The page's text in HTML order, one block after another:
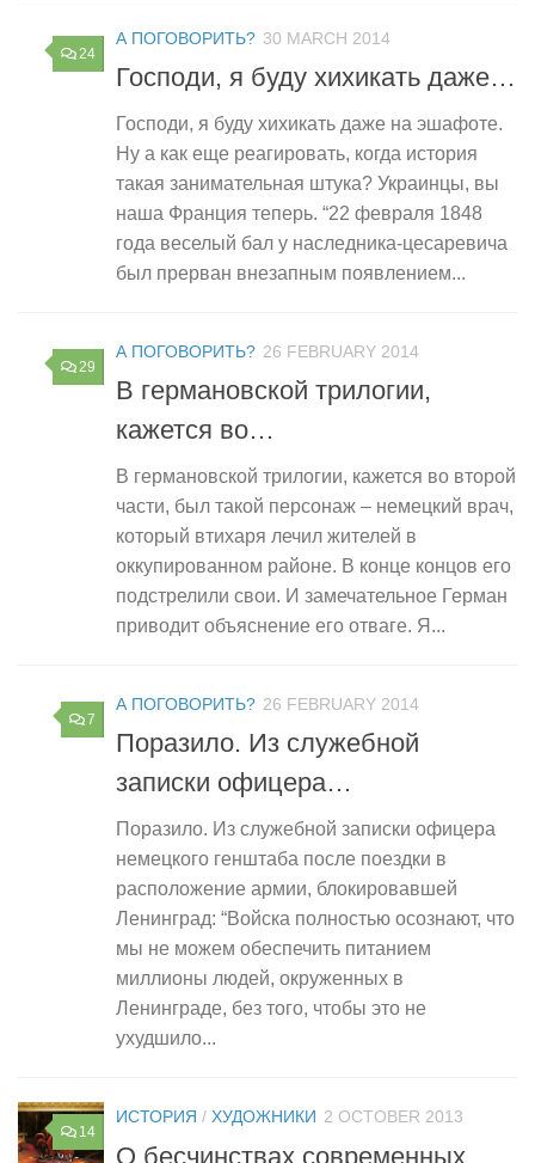
24
А ПОГОВОРИТЬ? 30 MARCH 2014
Господи, я буду хихикать даже…
Господи, я буду хихикать даже на эшафоте.
Ну а как еще реагировать, когда история
такая занимательная штука? Украинцы, вы
наша Франция теперь. “22 февраля 1848
года веселый бал у наследника‑цесаревича
был прерван внезапным появлением...
29
А ПОГОВОРИТЬ? 26 FEBRUARY 2014
В германовской трилогии,
кажется во…
В германовской трилогии, кажется во второй
части, был такой персонаж – немецкий врач,
который втихаря лечил жителей в
оккупированном районе. В конце концов его
подстрелили свои. И замечательное Герман
приводит объяснение его отваге. Я...
7
А ПОГОВОРИТЬ? 26 FEBRUARY 2014
Поразило. Из служебной
записки офицера…
Поразило. Из служебной записки офицера
немецкого генштаба после поездки в
расположение армии, блокировавшей
Ленинград: “Войска полностью осознают, что
мы не можем обеспечить питанием
миллионы людей, окруженных в
Ленинграде, без того, чтобы это не
ухудшило...
14
ИСТОРИЯ / ХУДОЖНИКИ 2 OCTOBER 2013
О бесчинствах современных